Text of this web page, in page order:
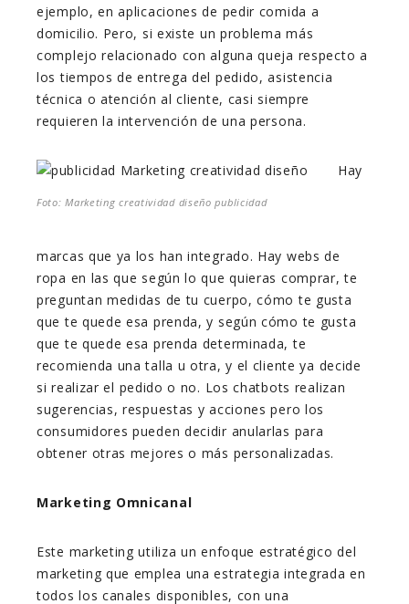
ejemplo, en aplicaciones de pedir comida a
domicilio. Pero, si existe un problema más
complejo relacionado con alguna queja respecto a
los tiempos de entrega del pedido, asistencia
técnica o atención al cliente, casi siempre
requieren la intervención de una persona.
Foto: Marketing creatividad diseño publicidad
Hay
marcas que ya los han integrado. Hay webs de
ropa en las que según lo que quieras comprar, te
preguntan medidas de tu cuerpo, cómo te gusta
que te quede esa prenda, y según cómo te gusta
que te quede esa prenda determinada, te
recomienda una talla u otra, y el cliente ya decide
si realizar el pedido o no. Los chatbots realizan
sugerencias, respuestas y acciones pero los
consumidores pueden decidir anularlas para
obtener otras mejores o más personalizadas.
Marketing Omnicanal
Este marketing utiliza un enfoque estratégico del
marketing que emplea una estrategia integrada en
todos los canales disponibles, con una